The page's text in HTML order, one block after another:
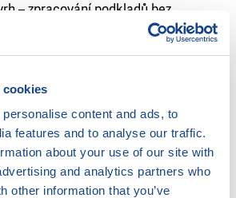
cookies
content and ads, to
features and to analyse our traffic.
about your use of our site with
and analytics partners who
other information that you’ve
– zpracování podkladů bez
hrozící nedobrovolné dražby
finanční gramotnosti
odvolání či opravných